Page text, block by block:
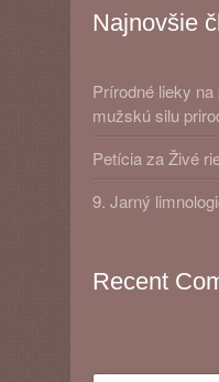
Najnovšie
Prírodné lieky
mužskú silu
Petícia za Živé
9. Jarný
Recent